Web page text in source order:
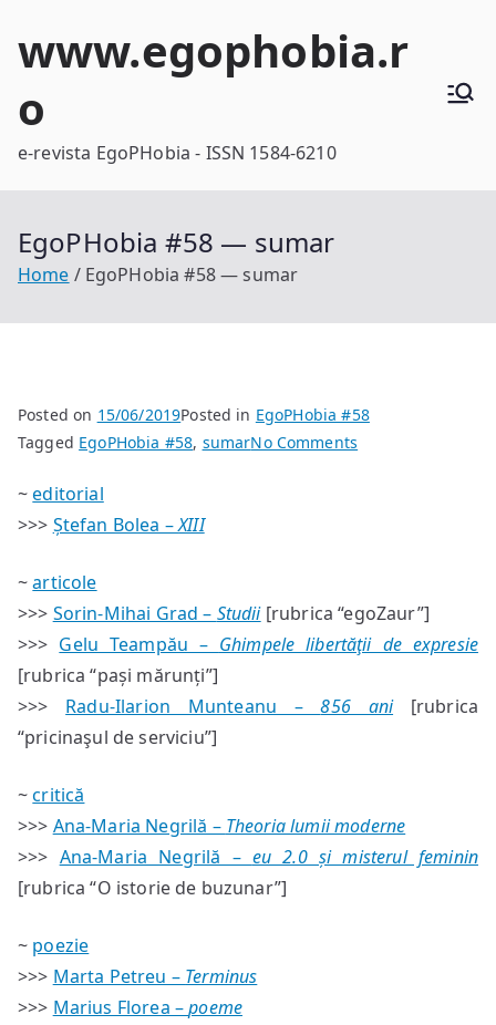
www.egophobia.r
o
e-revista EgoPHobia - ISSN 1584-6210
EgoPHobia #58 — sumar
Home EgoPHobia #58 — sumar
Posted on 15/06/2019Posted in EgoPHobia #58
Tagged EgoPHobia #58, sumarNo Comments
~editorial
>>> Ștefan Bolea –XIII
~articole
>>> Sorin-Mihai Grad – Studii[rubrica “egoZaur”]
>>> Gelu Teampău – Ghimpele libertăţii de expresie
[rubrica “pași mărunți”]
>>> Radu-Ilarion Munteanu –856 ani[rubrica
“pricinaşul de serviciu”]
~critică
>>> Ana-Maria Negrilă – Theoria lumii moderne
>>> Ana-Maria Negrilă – eu 2.0 și misterul feminin
[rubrica “O istorie de buzunar”]
~ poezie
>>> Marta Petreu – Terminus
>>> Marius Florea –poeme